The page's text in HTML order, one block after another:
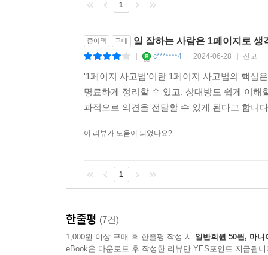
1
종이책 구매 일 잘하는 사람은 1페이지로 생
c*******4 2024-06-28 신고
'1페이지 사고법'이란 1페이지 사고법의 핵심
명료하게 정리할 수 있고, 상대방도 쉽게 이
과적으로 의견을 전달할 수 있게 된다고 합니
이 리뷰가 도움이 되었나요?
1
한줄평 (7건)
1,000원 이상 구매 후 한줄평 작성 시 일반회원 50원, 마니
eBook은 다운로드 후 작성한 리뷰만 YES포인트 지급됩니